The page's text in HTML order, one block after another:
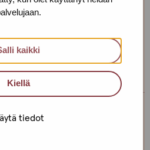
kaikki
Kiellä
tiedot